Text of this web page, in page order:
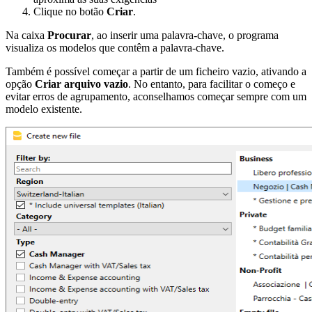
Clique no botão Criar.
Na caixa Procurar, ao inserir uma palavra-chave, o programa
visualiza os modelos que contêm a palavra-chave.
Também é possível começar a partir de um ficheiro vazio, ativando a
opção Criar arquivo vazio. No entanto, para facilitar o começo e
evitar erros de agrupamento, aconselhamos começar sempre com um
modelo existente.